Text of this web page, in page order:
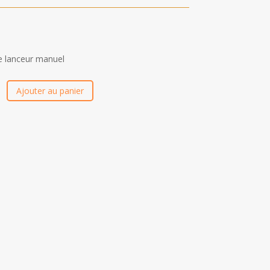
lanceur manuel
Ajouter au panier